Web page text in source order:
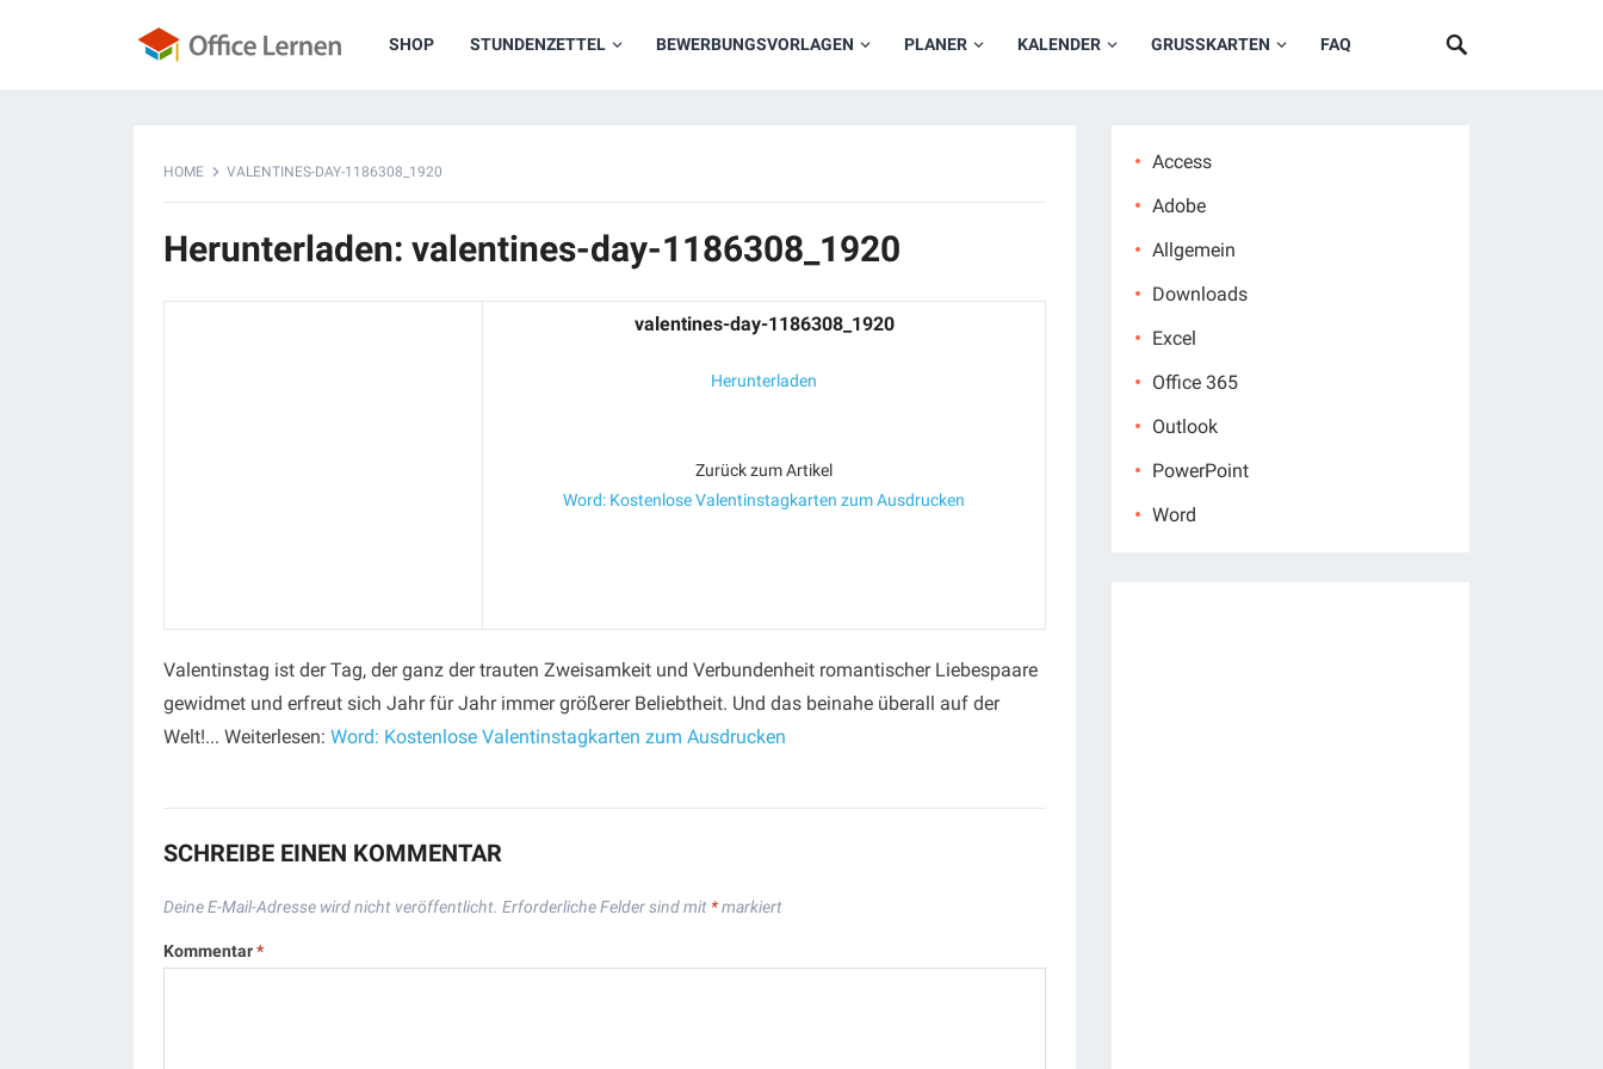
SHOP STUNDENZETTEL BEWERBUNGSVORLAGEN PLANER KALENDER GRUSSKARTEN FAQ
HOME VALENTINES-DAY-1186308_1920
Herunterladen: valentines-day-1186308_1920
valentines-day-1186308_1920
Herunterladen
Zurück zum Artikel
Word: Kostenlose Valentinstagkarten zum Ausdrucken
Valentinstag ist der Tag, der ganz der trauten Zweisamkeit und Verbundenheit romantischer Liebespaare
gewidmet und erfreut sich Jahr für Jahr immer größerer Beliebtheit. Und das beinahe überall auf der
Welt!... Weiterlesen: Word: Kostenlose Valentinstagkarten zum Ausdrucken
SCHREIBE EINEN KOMMENTAR
Deine E-Mail-Adresse wird nicht veröffentlicht. Erforderliche Felder sind mit *markiert
Kommentar*
Access
Adobe
Allgemein
Downloads
Excel
Office 365
Outlook
PowerPoint
Word